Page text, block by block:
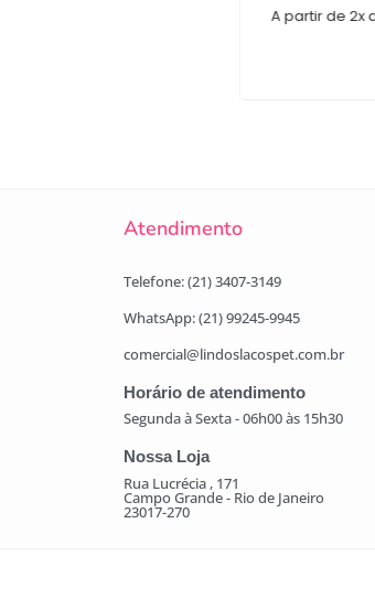
A partir de 2x
Atendimento
Telefone: (21) 3407-3149
WhatsApp: (21) 99245-9945
comercial@lindoslacospet.com.br
Horário de atendimento
Segunda à Sexta - 06h00 às 15h30
Nossa Loja
Rua Lucrécia , 171
Campo Grande - Rio de Janeiro
23017-270